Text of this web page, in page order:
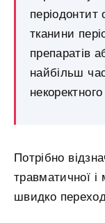
тканини
препаратів
найбільш
Потрібно
травматичної і
швидко